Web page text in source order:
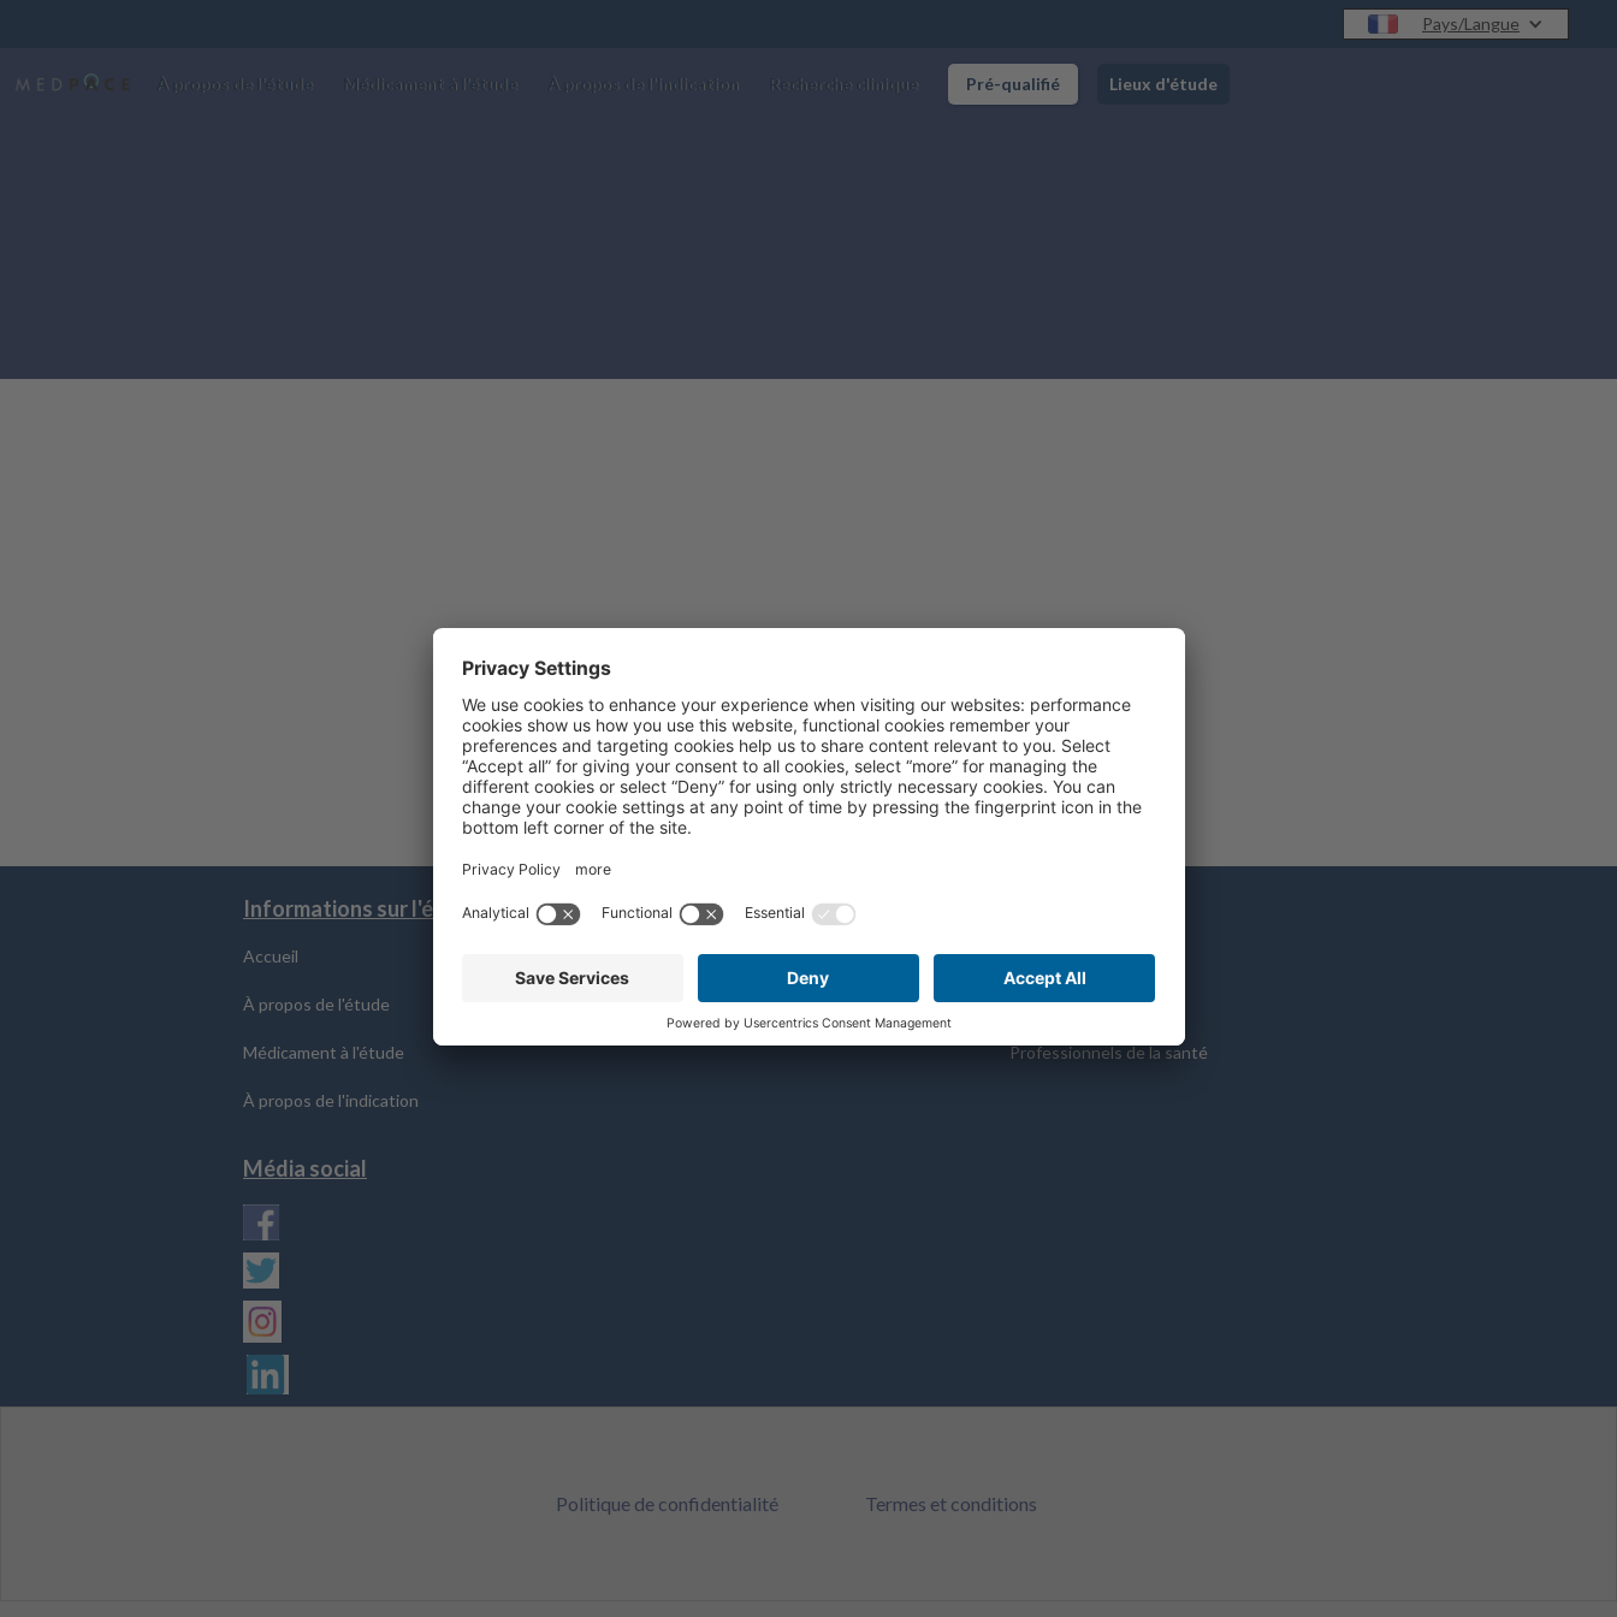
Pays/Langue
À propos de l'étude Médicament à l'étude À propos de l'indication Recherche clinique Pré-qualifié Lieux d'étude
Informations sur l'étude
Accueil
À propos de l'étude
Médicament à l'étude
À propos de l'indication
Rejoignez l'étude
Est-ce que je me qualifie
Lieux d'étude
Recherche clinique
Portail des patients
Professionnels de la santé
Média social
Politique de confidentialité Termes et conditions